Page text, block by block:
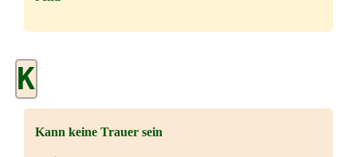
K
Kann keine Trauer sein